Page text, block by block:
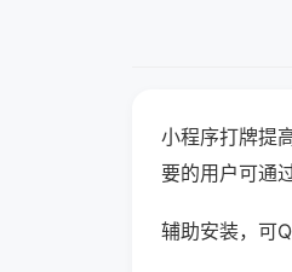
小程序打牌提
要的用户可通
辅助安装，可